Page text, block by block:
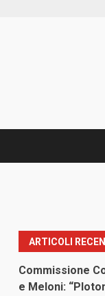
ARTICOLI
Commissione
e Meloni: